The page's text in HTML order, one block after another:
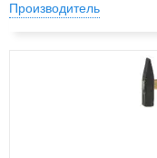
Производитель